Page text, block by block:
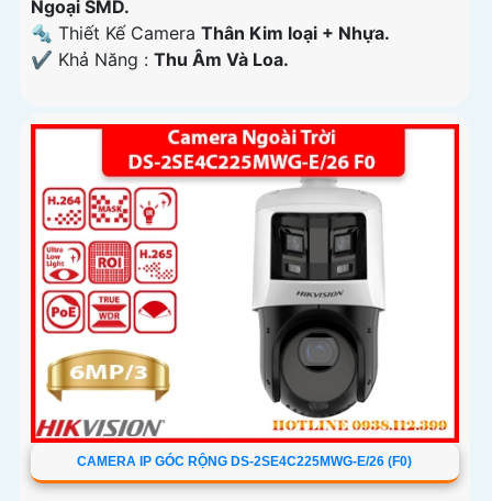
Ngoại SMD.
🔩 Thiết Kế Camera Thân Kim loại + Nhựa.
️✔️ Khả Năng : Thu Âm Và Loa.
CAMERA IP GÓC RỘNG DS-2SE4C225MWG-E/26 (F0)